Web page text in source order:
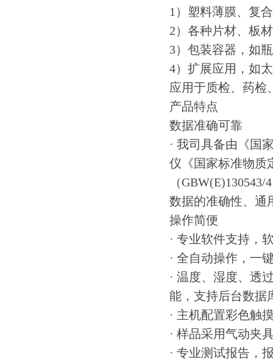
1）塑料薄膜、复
2）各种片材、板
3）包装容器，如
4）扩展应用，如
应用于质检、药检
产品特点
数据准确可靠
· 我司具备由《国
仪《国家标准物质
（
数据的准确性、通
操作简便
· 专业软件支持，
· 全自动操作，一
· 温度、湿度、透
能，支持后台数据
· 主机配置彩色触
· 样品采用气动夹
· 专业测试报告，